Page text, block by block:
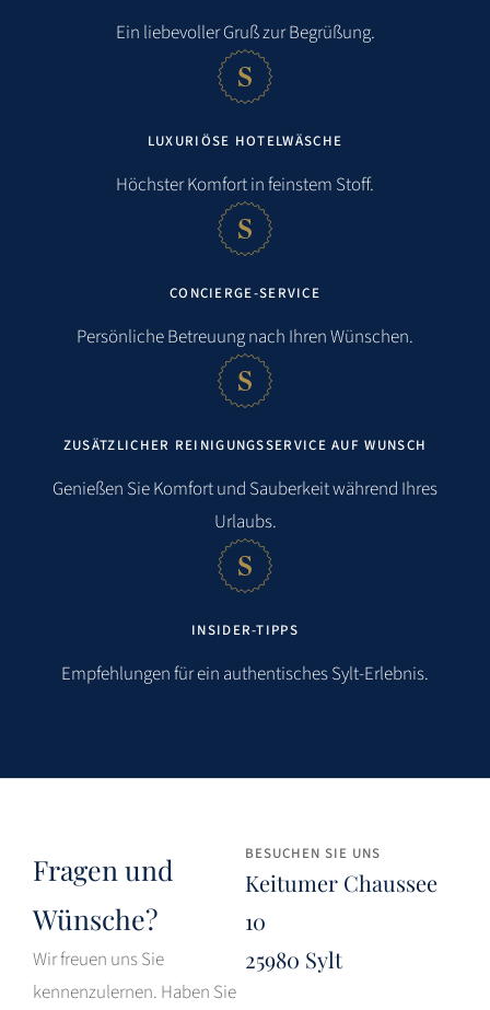
Ein liebevoller Gruß zur Begrüßung.
LUXURIÖSE HOTELWÄSCHE
Höchster Komfort in feinstem Stoff.
CONCIERGE-SERVICE
Persönliche Betreuung nach Ihren Wünschen.
ZUSÄTZLICHER REINIGUNGSSERVICE AUF WUNSCH
Genießen Sie Komfort und Sauberkeit während Ihres
Urlaubs.
INSIDER-TIPPS
Empfehlungen für ein authentisches Sylt-Erlebnis.
Fragen und
Wünsche?
Wir freuen uns Sie
kennenzulernen. Haben Sie
BESUCHEN SIE UNS
Keitumer Chaussee
10
25980 Sylt